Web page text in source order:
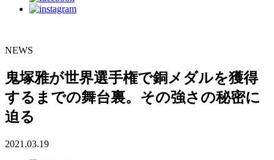
NEWS
鬼塚雅が世界選手権で銅メダルを獲得
するまでの舞台裏。その強さの秘密に
迫る
2021.03.19